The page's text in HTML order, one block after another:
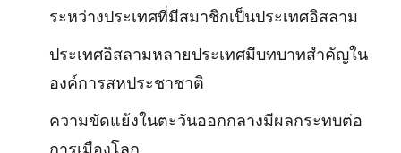
ระหว่างประเทศที่มีสมาชิกเป็นประเทศอิสลาม
ประเทศอิสลามหลายประเทศมีบทบาทสำคัญใน
องค์การสหประชาชาติ
ความขัดแย้งในตะวันออกกลางมีผลกระทบต่อ
การเมืองโลก